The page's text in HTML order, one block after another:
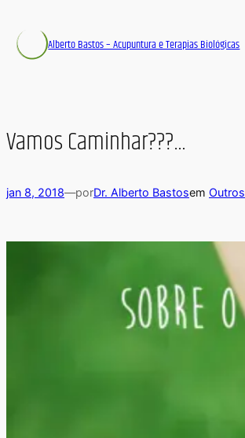
Alberto Bastos – Acupuntura e Terapias Biológicas
Vamos Caminhar???…
jan 8, 2018—porDr. Alberto Bastosem Outros